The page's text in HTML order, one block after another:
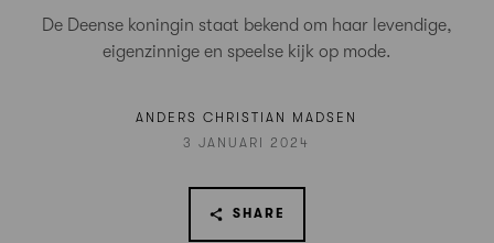
De Deense koningin staat bekend om haar levendige,
eigenzinnige en speelse kijk op mode.
ANDERS CHRISTIAN MADSEN
3 JANUARI 2024
SHARE